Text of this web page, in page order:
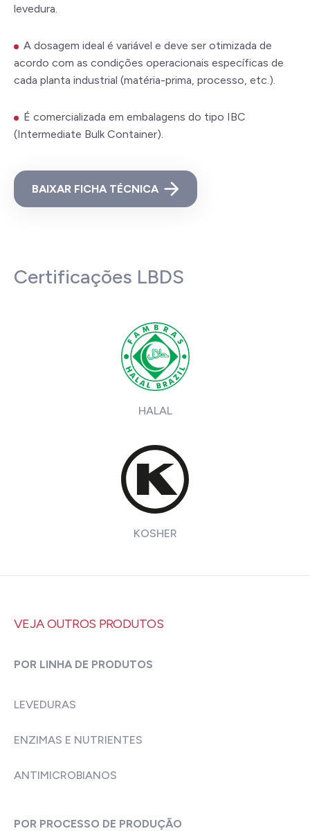
levedura.
A dosagem ideal é variável e deve ser otimizada de
acordo com as condições operacionais específicas de
cada planta industrial (matéria-prima, processo, etc.).
É comercializada em embalagens do tipo IBC
(Intermediate Bulk Container).
BAIXAR FICHA TÉCNICA
Certificações LBDS
HALAL
KOSHER
VEJA OUTROS PRODUTOS
POR LINHA DE PRODUTOS
LEVEDURAS
ENZIMAS E NUTRIENTES
ANTIMICROBIANOS
POR PROCESSO DE PRODUÇÃO